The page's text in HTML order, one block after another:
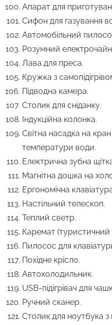
Апарат для
Сифон для газування
Автомобільний
Розумний
Лава для преса.
Кружка з
Підводна камера.
Столик для сніданку.
Індукційна колонка.
Світна насадка на
температури води.
Електрична зубна
Магнітна дошка на
Ергономічна
Настільний телескоп.
Теплий светр.
Каремат (туристичний
Пилосос для
Похідне крісло.
Автохолодильник.
USB-підігрівач для
Ручний сканер.
Столик для ноутбука